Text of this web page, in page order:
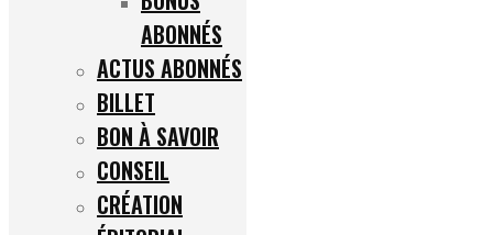
ABONNÉS
ACTUS ABONNÉS
BILLET
BON À SAVOIR
CONSEIL
CRÉATION